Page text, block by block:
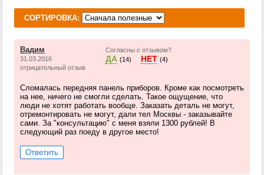
СОРТИРОВКА:
Вадим
31.03.2016
отрицательный отзыв
Согласны с отзывом?
ДА (14) НЕТ (4)
Сломалась передняя панель приборов. Кроме как посмотреть
на нее, ничего не смогли сделать. Такое ощущение, что
люди не хотят работать вообще. Заказать деталь не могут,
отремонтировать не могут, дали тел Москвы - заказывайте
сами. За "консультацию" с меня взяли 1300 рублей! В
следующий раз поеду в другое место!
Ответить